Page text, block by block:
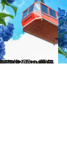
エリアの夏の絶景＆風物詩の画像（40点）
け